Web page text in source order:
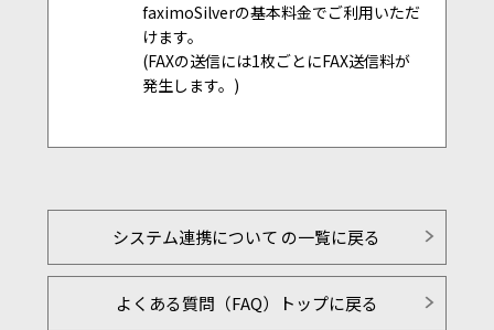
faximoSilverの基本料金でご利用いただ
けます。
(FAXの送信には1枚ごとにFAX送信料が
発生します。)
システム連携について の一覧に戻る
よくある質問（FAQ）トップに戻る